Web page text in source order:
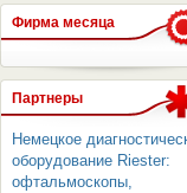
Фирма месяца
Партнеры
Немецкое
оборудование Riester:
офтальмоскопы,